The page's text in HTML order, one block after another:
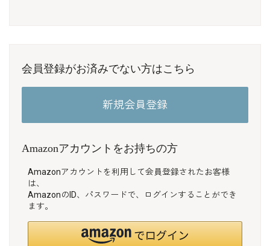
会員登録がお済みでない方はこちら
Amazonアカウントをお持ちの方
Amazonアカウントを利用して会員登録されたお客様
は、
AmazonのID、パスワードで、ログインすることができ
ます。